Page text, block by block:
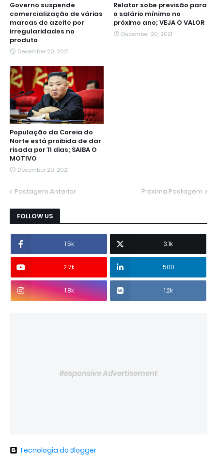
Governo suspende
comercialização de várias
marcas de azeite por
irregularidades no
produto
December 20, 2021
Relator sobe previsão para
o salário mínimo no
próximo ano; VEJA O VALOR
December 20, 2021
População da Coreia do
Norte está proibida de dar
risada por 11 dias; SAIBA O
MOTIVO
December 20, 2021
Postagem Anterior Próxima Postagem
FOLLOW US
1.5k 3.1k
2.7k 500
1.8k 1.2k
Responsive Advertisement
Tecnologia do Blogger